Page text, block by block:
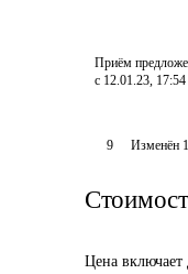
Приём
с 12.01.23,
9 Изменён
Цена включает